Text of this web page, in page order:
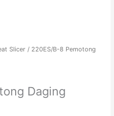
Slicer / 220ES/B-8 Pemotong
Daging